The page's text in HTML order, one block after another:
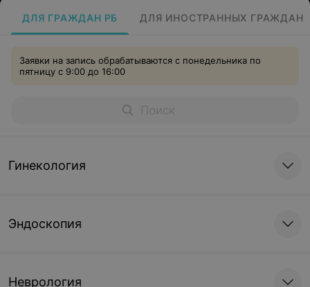
ДЛЯ ГРАЖДАН РБ ДЛЯ ИНОСТРАННЫХ ГРАЖДАН
Заявки на запись обрабатываются с понедельника по
пятницу с 9:00 до 16:00
Гинекология
Эндоскопия
Неврология